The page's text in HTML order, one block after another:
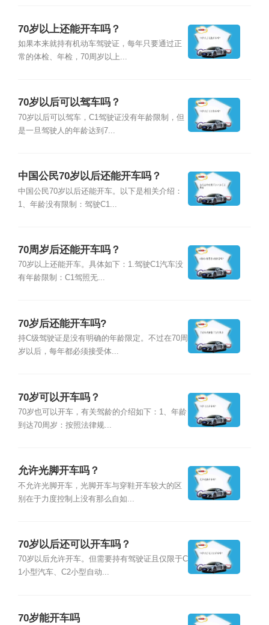
70岁以上还能开车吗？
如果本来就持有机动车驾驶证，每年只要通过正
常的体检、年检，70周岁以上...
70岁以后可以驾车吗？
70岁以后可以驾车，C1驾驶证没有年龄限制，但
是一旦驾驶人的年龄达到7...
中国公民70岁以后还能开车吗？
中国公民70岁以后还能开车。以下是相关介绍：
1、年龄没有限制：驾驶C1...
70周岁后还能开车吗？
70岁以上还能开车。具体如下：1.驾驶C1汽车没
有年龄限制：C1驾照无...
70岁后还能开车吗?
持C级驾驶证是没有明确的年龄限定。不过在70周
岁以后，每年都必须接受体...
70岁可以开车吗？
70岁也可以开车，有关驾龄的介绍如下：1、年龄
到达70周岁：按照法律规...
允许光脚开车吗？
不允许光脚开车，光脚开车与穿鞋开车较大的区
别在于力度控制上没有那么自如...
70岁以后还可以开车吗？
70岁以后允许开车。但需要持有驾驶证且仅限于C
1小型汽车、C2小型自动...
70岁能开车吗